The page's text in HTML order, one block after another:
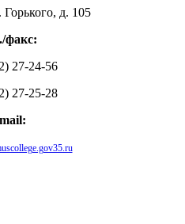
Горького, д. 105
факс:
27-24-56
27-25-28